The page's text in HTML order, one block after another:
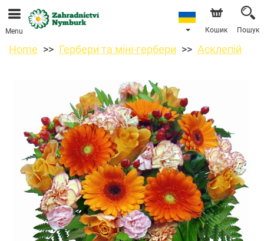
Ми приймаємо замовлення через наш інтернет-
магазин. Найближча можлива дата доставки —
11.08.2026 у зв’язку з відпусткою.
Menu Кошик Пошук
Home Гербери та міні-гербери Асклепій